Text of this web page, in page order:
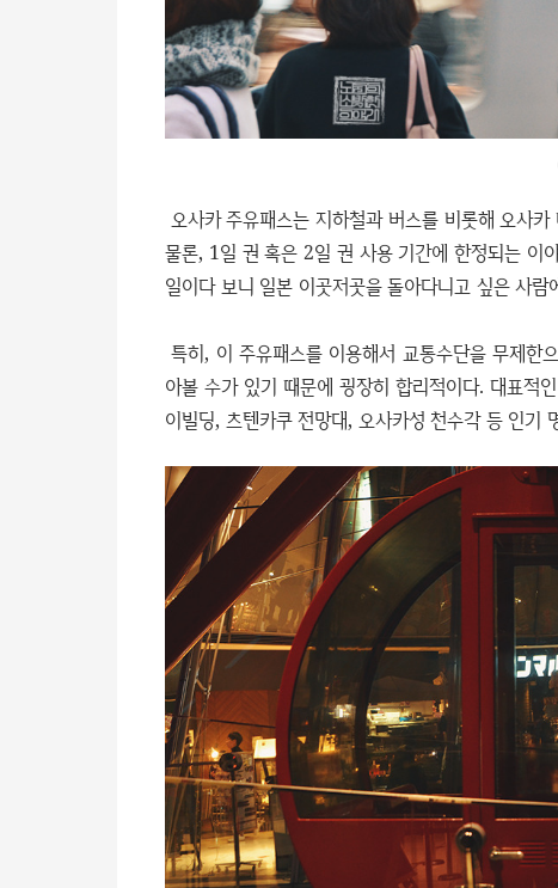
오사카 주유패스는 지하철과 버스를 비롯해 오사
물론, 1일 권 혹은 2일 권 사용 기간에 한정되는 이
일이다 보니 일본 이곳저곳을 돌아다니고 싶은 사
특히, 이 주유패스를 이용해서 교통수단을 무제한
아볼 수가 있기 때문에 굉장히 합리적이다. 대표적
이빌딩, 츠텐카쿠 전망대, 오사카성 천수각 등 인기